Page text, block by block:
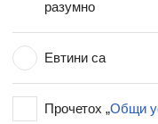
разумно
Евтини са
Прочетох „Общи